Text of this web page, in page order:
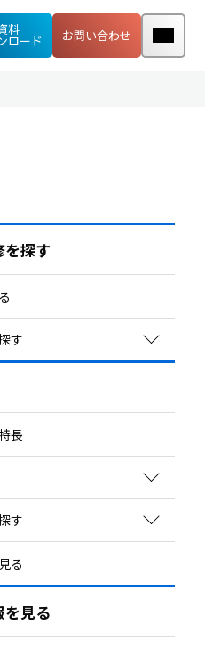
料
ロード
お問い合わせ
を探す
す
育成
主体性向上
の獲得
築
長
研修
け研修
研修
研修
け研修
す
ル
ションスキル
ト
識
る
を見る